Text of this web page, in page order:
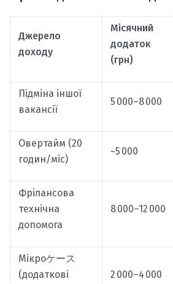
Джерело
доходу
Місячний
додаток
(грн)
Підміна іншої
вакансії
5 000–8 000
Овертайм (20
годин/міс)
~5 000
Фрілансова
технічна
допомога
8 000–12 000
Мікроケース
(додаткові
2 000–4 000